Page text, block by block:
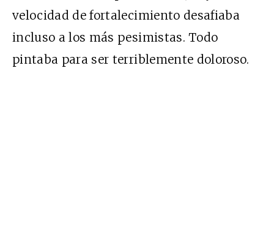
velocidad de fortalecimiento desafiaba
incluso a los más pesimistas. Todo
pintaba para ser terriblemente doloroso.